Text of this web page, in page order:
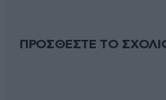
ΠΡΟΣΘΕΣΤΕ ΤΟ